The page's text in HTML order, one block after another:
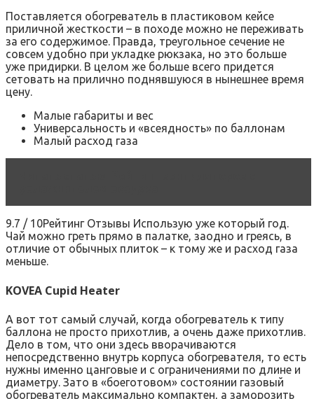
Поставляется обогреватель в пластиковом кейсе
приличной жесткости – в походе можно не переживать
за его содержимое. Правда, треугольное сечение не
совсем удобно при укладке рюкзака, но это больше
уже придирки. В целом же больше всего придется
сетовать на прилично поднявшуюся в нынешнее время
цену.
Малые габариты и вес
Универсальность и «всеядность» по баллонам
Малый расход газа
9.7 / 10Рейтинг Отзывы Использую уже который год.
Чай можно греть прямо в палатке, заодно и греясь, в
отличие от обычных плиток – к тому же и расход газа
меньше.
KOVEA Cupid Heater
А вот тот самый случай, когда обогреватель к типу
баллона не просто прихотлив, а очень даже прихотлив.
Дело в том, что они здесь вворачиваются
непосредственно внутрь корпуса обогревателя, то есть
нужны именно цанговые и с ограничениями по длине и
диаметру. Зато в «боеготовом» состоянии газовый
обогреватель максимально компактен, а заморозить